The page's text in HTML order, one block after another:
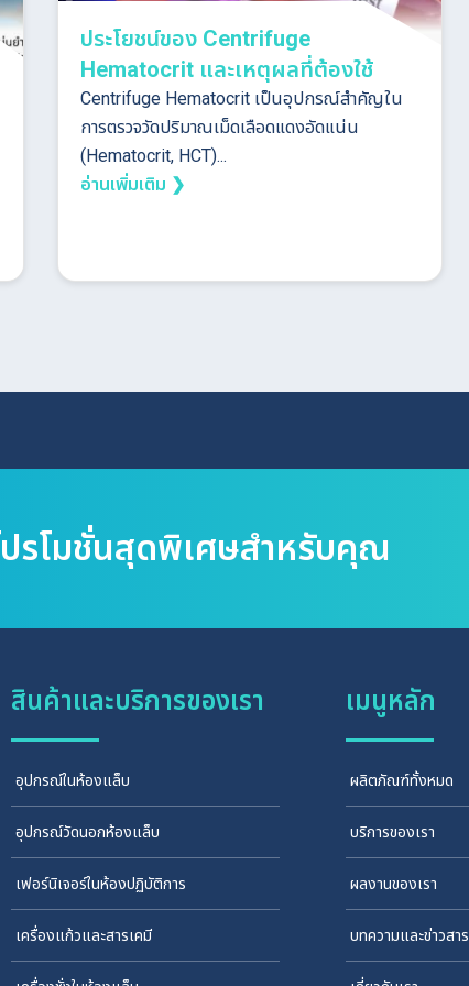
ประโยชน์ของ Centrifuge
Hematocrit และเหตุผลที่ต้องใช้
Centrifuge Hematocrit เป็นอุปกรณ์สำคัญใน
การตรวจวัดปริมาณเม็ดเลือดแดงอัดแน่น
(Hematocrit, HCT)...
อ่านเพิ่มเติม ❯
รโมชั่นสุดพิเศษสำหรับคุณ
สินค้าและบริการของเรา
อุปกรณ์ในห้องแล็บ
อุปกรณ์วัดนอกห้องแล็บ
เฟอร์นิเจอร์ในห้องปฏิบัติการ
เครื่องแก้วและสารเคมี
เมนูหลัก
ผลิตภัณฑ์ทั้งหมด
บริการของเรา
ผลงานของเรา
บทความและข่าวสาร